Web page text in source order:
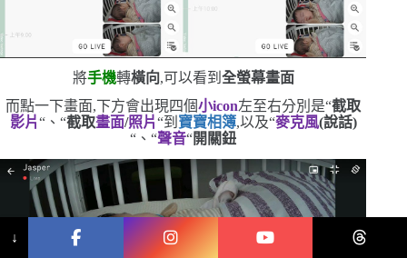
將手機轉橫向,可以看到 全螢幕畫面
而點一下畫面,下方會出現四個小icon左至右分別是“截取
影片“、 “截取畫面/照片“到 寶寶相簿,以及“麥克風(說話)
“ 、“聲音“開關鈕
↓